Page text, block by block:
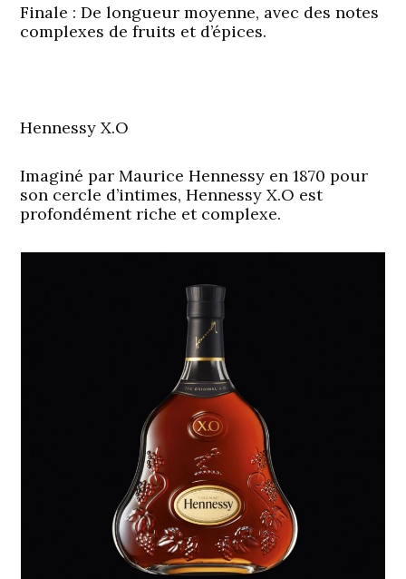
Finale : De longueur moyenne, avec des notes
complexes de fruits et d’épices.
Hennessy X.O
Imaginé par Maurice Hennessy en 1870 pour
son cercle d’intimes, Hennessy X.O est
profondément riche et complexe.